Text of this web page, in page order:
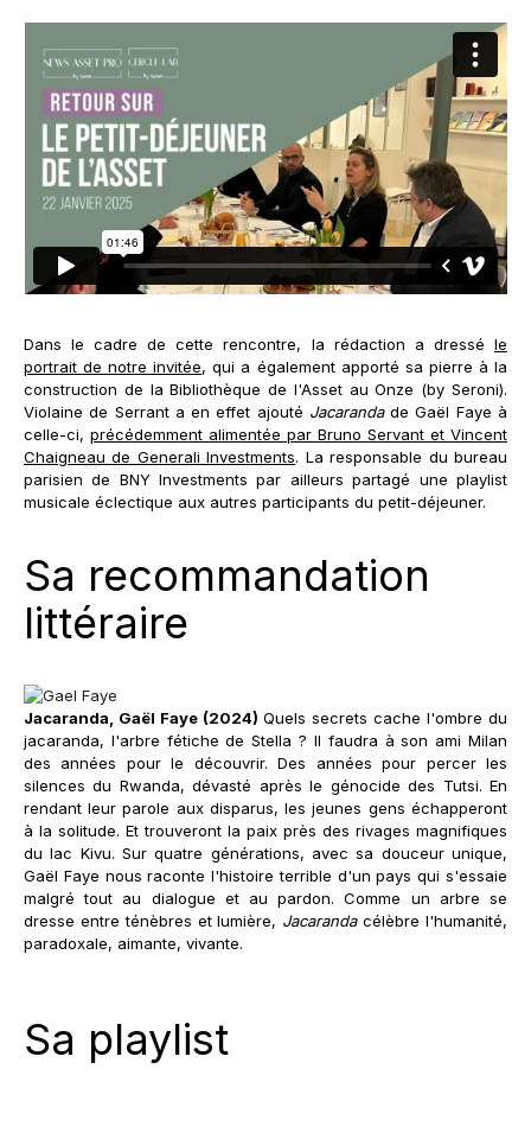
Dans le cadre de cette rencontre, la rédaction a dressé le
portrait de notre invitée, qui a également apporté sa pierre à la
construction de la Bibliothèque de l'Asset au Onze (by Seroni).
Violaine de Serrant a en effet ajouté Jacarandade Gaël Faye à
celle-ci, précédemment alimentée par Bruno Servant et Vincent
Chaigneau de Generali Investments. La responsable du bureau
parisien de BNY Investments par ailleurs partagé une playlist
musicale éclectique aux autres participants du petit-déjeuner.
Sa recommandation
littéraire
Jacaranda, Gaël Faye (2024) Quels secrets cache l'ombre du
jacaranda, l'arbre fétiche de Stella ? Il faudra à son ami Milan
des années pour le découvrir. Des années pour percer les
silences du Rwanda, dévasté après le génocide des Tutsi. En
rendant leur parole aux disparus, les jeunes gens échapperont
à la solitude. Et trouveront la paix près des rivages magnifiques
du lac Kivu. Sur quatre générations, avec sa douceur unique,
Gaël Faye nous raconte l'histoire terrible d'un pays qui s'essaie
malgré tout au dialogue et au pardon. Comme un arbre se
dresse entre ténèbres et lumière, Jacarandacélèbre l'humanité,
paradoxale, aimante, vivante.
Sa playlist